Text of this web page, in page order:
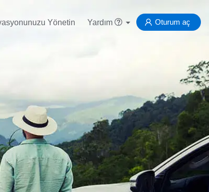
Yönetin Yardım Oturum aç